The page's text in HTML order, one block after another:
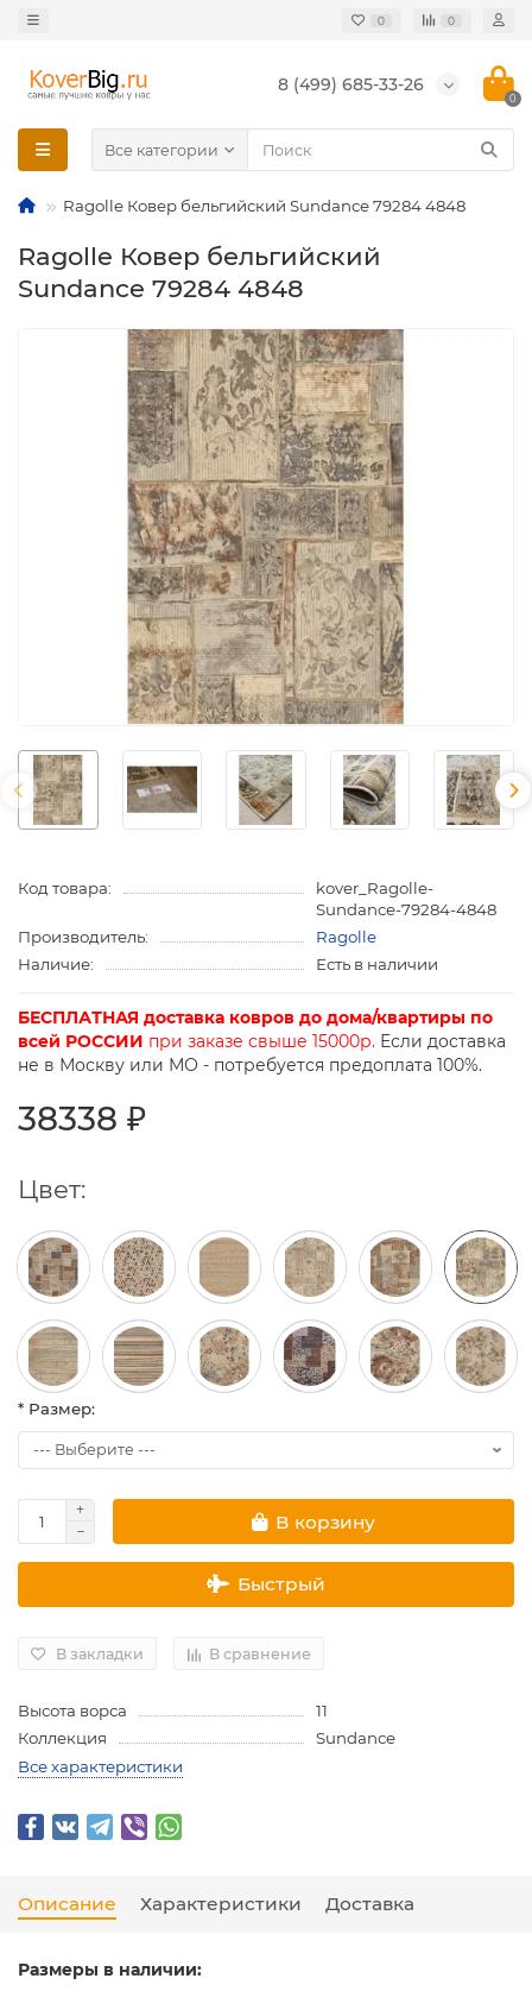
0 0
8 (499) 685-33-26
0
Все категории
Ragolle Ковер бельгийский Sundance 79284 4848
Ragolle Ковер бельгийский
Sundance 79284 4848
Код товара:
kover_Ragolle-
Sundance-79284-4848
Производитель:
Ragolle
Наличие:
Есть в наличии
БЕСПЛАТНАЯ доставка ковров до дома/квартиры по
всей РОССИИ при заказе свыше 15000р. Если доставка
не в Москву или МО - потребуется предоплата 100%.
38338 ₽
Цвет:
* Размер:
В корзину
Быстрый
В закладки В сравнение
Высота ворса
11
Коллекция
Sundance
Все характеристики
Описание Характеристики Доставка
Размеры в наличии: